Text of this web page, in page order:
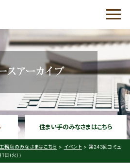
務店の会 QBC
ザ
住まい手のみなさまはこちら
工務店のみなさまはこちら > イベント> 第243回コミュ
1日(火)）